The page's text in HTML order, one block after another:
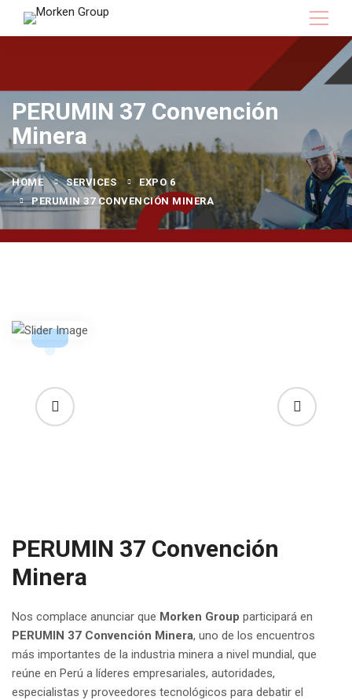
PERUMIN 37 Convención
Minera
HOME SERVICES
EXPO 6
PERUMIN 37 CONVENCIÓN MINERA
PERUMIN 37 Convención
Minera
Nos complace anunciar que Morken Group participará en
PERUMIN 37 Convención Minera, uno de los encuentros
más importantes de la industria minera a nivel mundial, que
reúne en Perú a líderes empresariales, autoridades,
especialistas y proveedores tecnológicos para debatir el